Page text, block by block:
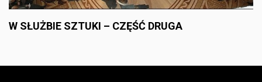
W SŁUŻBIE SZTUKI – CZĘŚĆ DRUGA